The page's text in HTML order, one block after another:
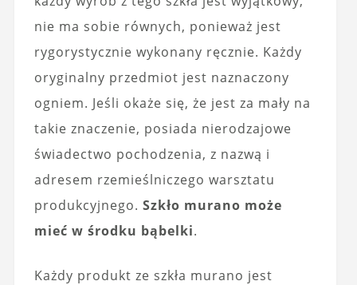
nie ma sobie równych, ponieważ jest
rygorystycznie wykonany ręcznie. Każdy
oryginalny przedmiot jest naznaczony
ogniem. Jeśli okaże się, że jest za mały na
takie znaczenie, posiada nierodzajowe
świadectwo pochodzenia, z nazwą i
adresem rzemieślniczego warsztatu
produkcyjnego. Szkło murano może
mieć w środku bąbelki.
Każdy produkt ze szkła murano jest